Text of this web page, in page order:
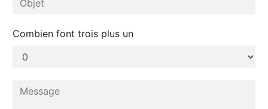
Combien font trois plus un